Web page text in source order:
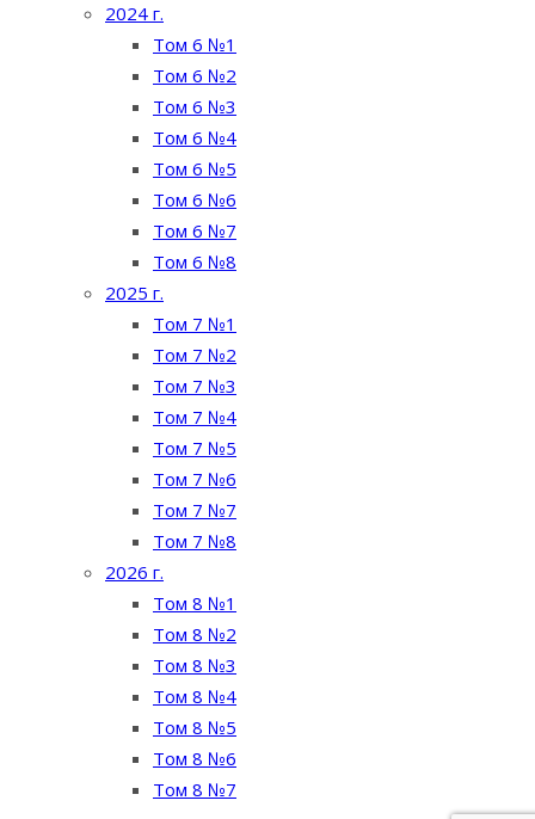
2024 г.
Том 6 №1
Том 6 №2
Том 6 №3
Том 6 №4
Том 6 №5
Том 6 №6
Том 6 №7
Том 6 №8
2025 г.
Том 7 №1
Том 7 №2
Том 7 №3
Том 7 №4
Том 7 №5
Том 7 №6
Том 7 №7
Том 7 №8
2026 г.
Том 8 №1
Том 8 №2
Том 8 №3
Том 8 №4
Том 8 №5
Том 8 №6
Том 8 №7